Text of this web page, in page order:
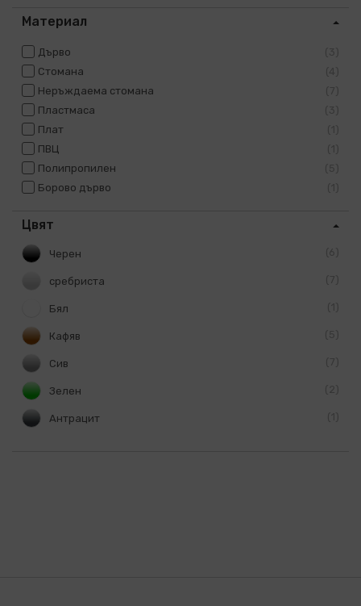
Материал
Дърво
Стомана
Неръждаема стомана
Пластмаса
Плат
ПВЦ
Полипропилен
Борово дърво
Цвят
Черен
сребриста
Бял
Кафяв
Сив
Зелен
Антрацит